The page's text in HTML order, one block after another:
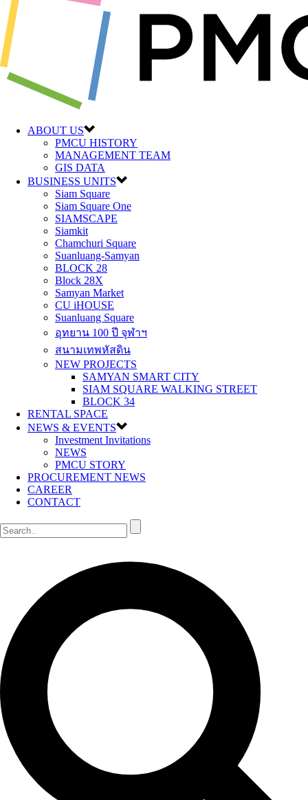
ABOUT US
PMCU HISTORY
MANAGEMENT TEAM
GIS DATA
BUSINESS UNITS
Siam Square
Siam Square One
SIAMSCAPE
Siamkit
Chamchuri Square
Suanluang-Samyan
BLOCK 28
Block 28X
Samyan Market
CU iHOUSE
Suanluang Square
อุทยาน 100 ปี จุฬาฯ
สนามเทพหัสดิน
NEW PROJECTS
SAMYAN SMART CITY
SIAM SQUARE WALKING STREET
BLOCK 34
RENTAL SPACE
NEWS & EVENTS
Investment Invitations
NEWS
PMCU STORY
PROCUREMENT NEWS
CAREER
CONTACT